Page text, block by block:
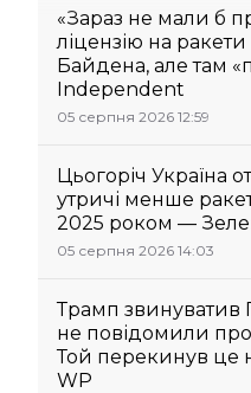
«Зараз не мали б
ліцензію на
Байдена, але там
Independent
05 серпня 2026 12:59
Цьогоріч Україна
утричі менше
2025 роком —
05 серпня 2026 14:03
Трамп звинуватив
не повідомили
Той перекинув це
WP